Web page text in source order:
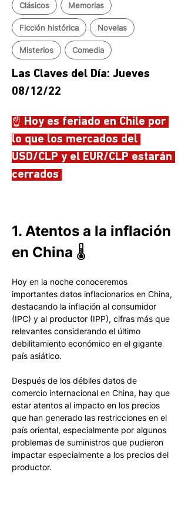
Clásicos Memorias
Ficción histórica Novelas
Misterios Comedia
Las Claves del Día: Jueves
08/12/22
☝️ Hoy es feriado en Chile por
lo que los mercados del
USD/CLP y el EUR/CLP estarán
cerrados
1. Atentos a la inflación
en China 🌡
Hoy en la noche conoceremos
importantes datos inflacionarios en China,
destacando la inflación al consumidor
(IPC) y al productor (IPP), cifras más que
relevantes considerando el último
debilitamiento económico en el gigante
país asiático.
Después de los débiles datos de
comercio internacional en China, hay que
estar atentos al impacto en los precios
que han generado las restricciones en el
país oriental, especialmente por algunos
problemas de suministros que pudieron
impactar especialmente a los precios del
productor.